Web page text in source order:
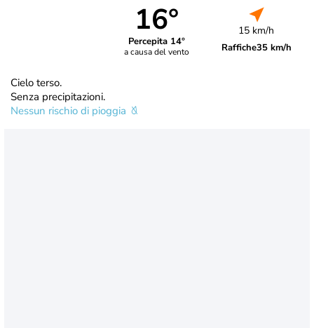
16°
Percepita 14°
a causa del vento
15 km/h
Raffiche35 km/h
Cielo terso.
Senza precipitazioni.
Nessun rischio di pioggia